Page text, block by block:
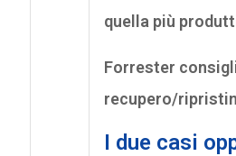
quella più
Forrester
recupero/
I due casi